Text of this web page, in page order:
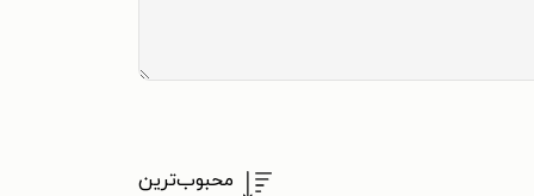
محبوب‌ترین